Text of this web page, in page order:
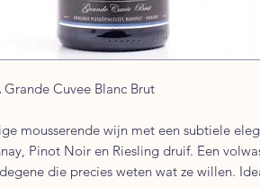
Cuvee Blanc Brut
mousserende wijn met een subtiele
Pinot Noir en Riesling druif. Een
die precies weten wat ze willen.